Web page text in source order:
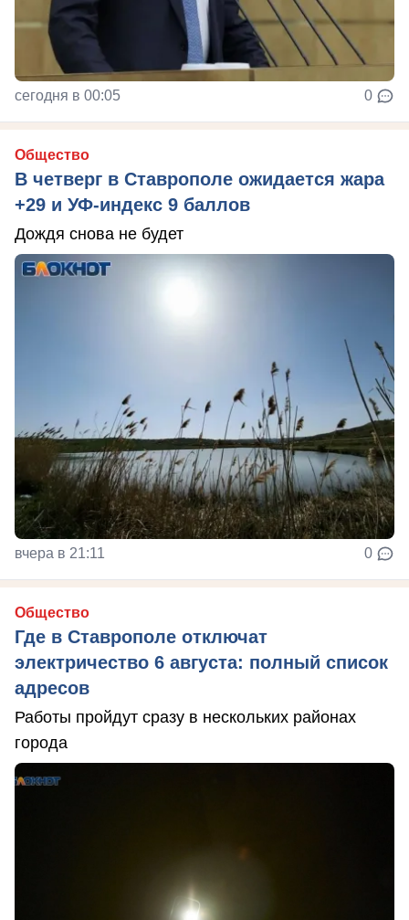
сегодня в 00:05 0
Общество
В четверг в Ставрополе ожидается жара
+29 и УФ-индекс 9 баллов
Дождя снова не будет
вчера в 21:11 0
Общество
Где в Ставрополе отключат
электричество 6 августа: полный список
адресов
Работы пройдут сразу в нескольких районах
города